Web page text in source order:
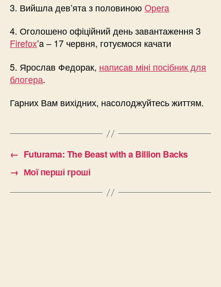
3. Вийшла дев’ята з половиною Opera
4. Оголошено офіційний день завантаження 3
Firefox’a – 17 червня, готуємося качати
5. Ярослав Федорак, написав міні посібник для
блогера.
Гарних Вам вихідних, насолоджуйтесь життям.
← Futurama: The Beast with a Billion Backs
→ Мої перші гроші